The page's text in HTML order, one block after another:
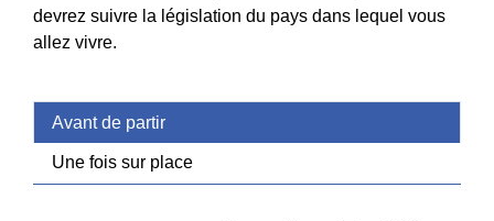
devrez suivre la législation du pays dans lequel vous
allez vivre.
Avant de partir
Une fois sur place